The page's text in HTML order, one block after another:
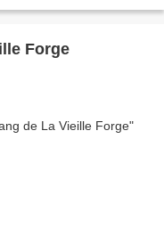
Forge